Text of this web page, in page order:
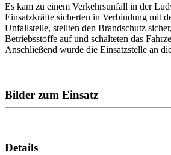
Es kam zu einem Verkehrsunfall in der
Einsatzkräfte sicherten in Verbindung mit
Unfallstelle, stellten den Brandschutz
Betriebsstoffe auf und schalteten das
Anschließend wurde die Einsatzstelle an
Bilder zum Einsatz
Details